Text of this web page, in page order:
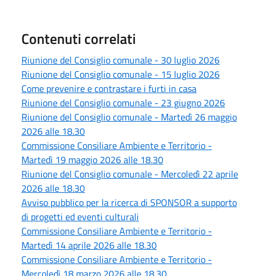
Contenuti correlati
Riunione del Consiglio comunale - 30 luglio 2026
Riunione del Consiglio comunale - 15 luglio 2026
Come prevenire e contrastare i furti in casa
Riunione del Consiglio comunale - 23 giugno 2026
Riunione del Consiglio comunale - Martedì 26 maggio
2026 alle 18.30
Commissione Consiliare Ambiente e Territorio -
Martedì 19 maggio 2026 alle 18.30
Riunione del Consiglio comunale - Mercoledì 22 aprile
2026 alle 18.30
Avviso pubblico per la ricerca di SPONSOR a supporto
di progetti ed eventi culturali
Commissione Consiliare Ambiente e Territorio -
Martedì 14 aprile 2026 alle 18.30
Commissione Consiliare Ambiente e Territorio -